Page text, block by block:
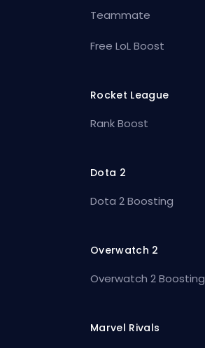
Teammate
Free LoL Boost
Rocket League
Rank Boost
Dota 2
Dota 2 Boosting
Overwatch 2
Overwatch 2 Boosting
Marvel Rivals